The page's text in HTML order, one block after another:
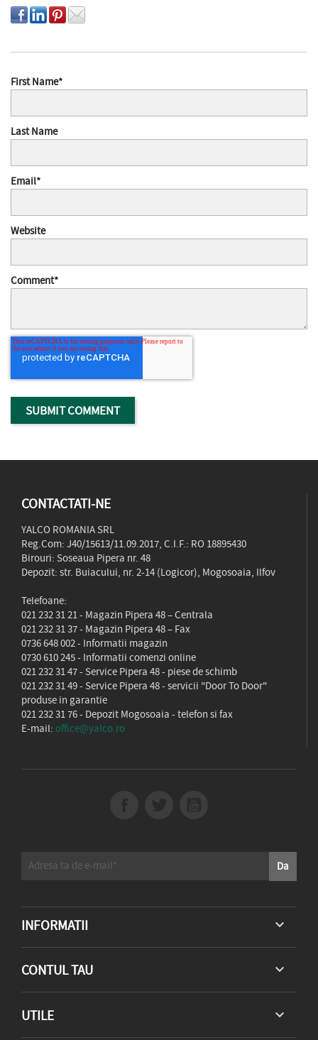
First Name*
Last Name
Email*
Website
Comment*
CONTACTATI-NE
YALCO ROMANIA SRL
Reg.Com: J40/15613/11.09.2017, C.I.F.: RO 18895430
Birouri: Soseaua Pipera nr. 48
Depozit: str. Buiacului, nr. 2-14 (Logicor), Mogosoaia, Ilfov
Telefoane:
021 232 31 21- Magazin Pipera 48 – Centrala
021 232 31 37- Magazin Pipera 48 – Fax
0736 648 002- Informatii magazin
0730 610 245- Informatii comenzi online
021 232 31 47- Service Pipera 48 - piese de schimb
021 232 31 49- Service Pipera 48 - servicii "Door To Door"
produse in garantie
021 232 31 76- Depozit Mogosoaia - telefon si fax
E-mail: office@yalco.ro
INFORMATII 
CONTUL TAU 
UTILE 